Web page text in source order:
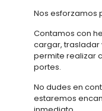
Nos esforzamos
Contamos con
cargar, trasladar
permite realizar
portes.
No dudes en
estaremos